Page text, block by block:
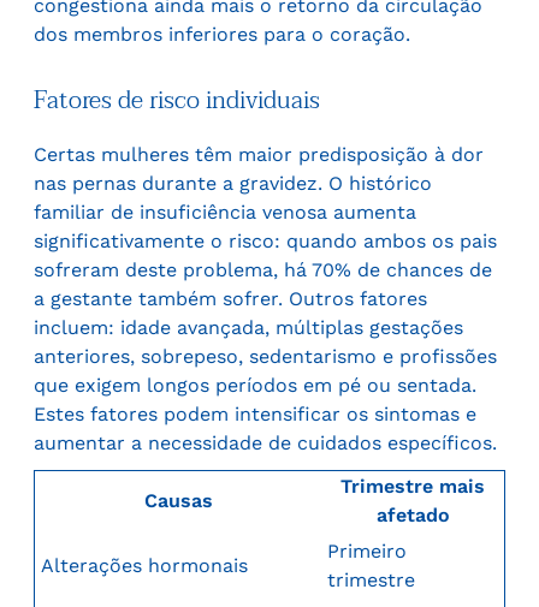
congestiona ainda mais o retorno da circulação
dos membros inferiores para o coração.
Fatores de risco individuais
Certas mulheres têm maior predisposição à dor
nas pernas durante a gravidez. O histórico
familiar de insuficiência venosa aumenta
significativamente o risco: quando ambos os pais
sofreram deste problema, há 70% de chances de
a gestante também sofrer. Outros fatores
incluem: idade avançada, múltiplas gestações
anteriores, sobrepeso, sedentarismo e profissões
que exigem longos períodos em pé ou sentada.
Estes fatores podem intensificar os sintomas e
aumentar a necessidade de cuidados específicos.
Causas
Trimestre mais
afetado
Alterações hormonais
Primeiro
trimestre